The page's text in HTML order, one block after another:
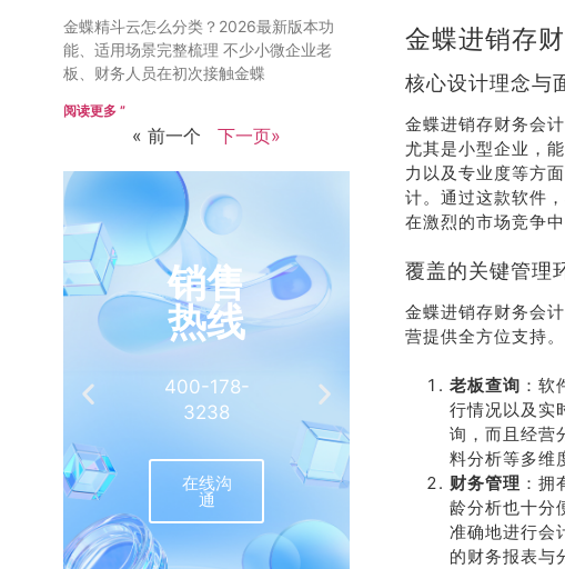
金蝶精斗云怎么分类？2026最新版本功
能、适用场景完整梳理 不少小微企业老
板、财务人员在初次接触金蝶
阅读更多 ”
« 前一个 下一页»
销售
热线
400-178-
3238
在线沟
通
推荐
有礼
介绍客户豪礼
相送
联系我
们
金蝶进销存
核心设计理念与
金蝶进销存财务会
尤其是小型企业，
力以及专业度等方
计。通过这款软件
在激烈的市场竞争
覆盖的关键管理
金蝶进销存财务会
营提供全方位支持。
老板查询 ：
行情况以及实
询，而且经营
料分析等多维
财务管理 ：
龄分析也十分
准确地进行会
的财务报表与